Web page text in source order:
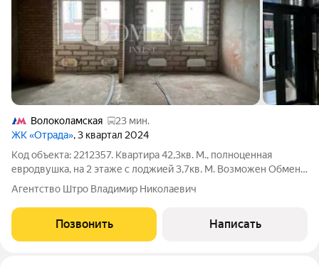
Волоколамская
23 мин.
ЖК «Отрада», 3 квартал 2024
Код объекта: 2212357. Квартира 42,3кв. М., полноценная
евродвушка, на 2 этаже с лоджией 3,7кв. М. Возможен Обмен
На Земельный Участок/Дом/Дачу В Московской Области.
Закрытая территория, современная детская и спорт площадка.
Дом по адресу: Московская
Агентство Штро Владимир Николаевич
Позвонить Написать